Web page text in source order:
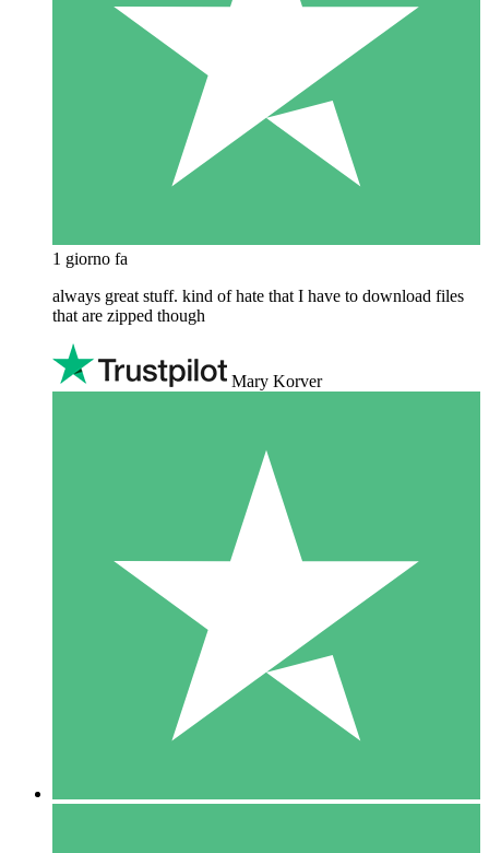
1 giorno fa
always great stuff. kind of hate that I have to download files
that are zipped though
Mary Korver